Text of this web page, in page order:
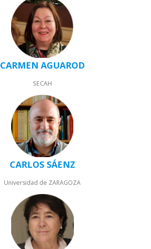
CARMEN AGUAROD
SECAH
CARLOS SÁENZ
Universidad de ZARAGOZA